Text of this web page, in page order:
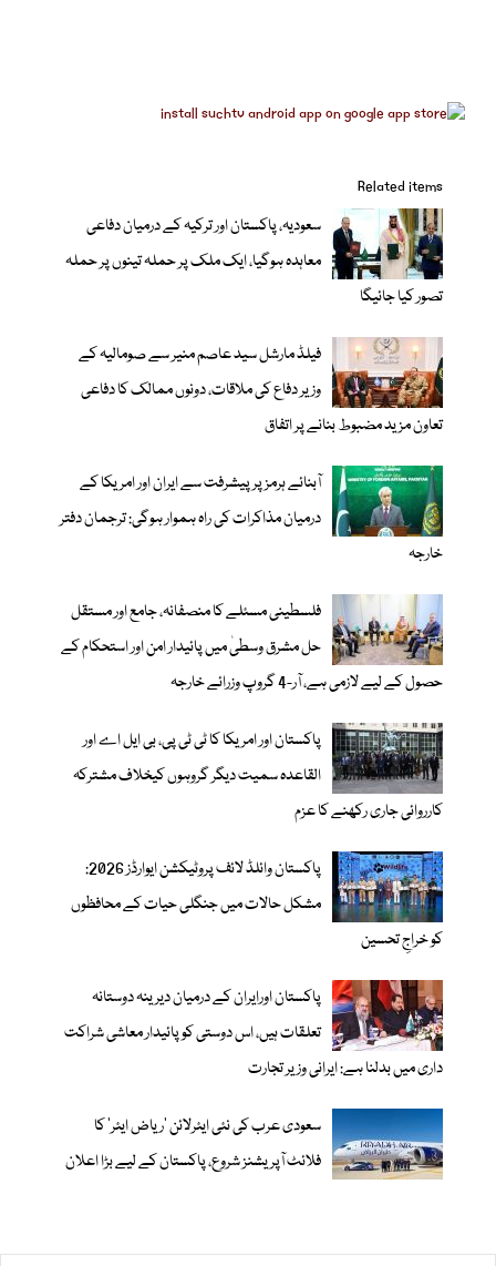
Related items
سعودیہ، پاکستان اور ترکیہ کے درمیان دفاعی
معاہدہ ہوگیا، ایک ملک پر حملہ تینوں پر حملہ
تصور کیا جائیگا
فیلڈ مارشل سید عاصم منیر سے صومالیہ کے
وزیر دفاع کی ملاقات، دونوں ممالک کا دفاعی
تعاون مزید مضبوط بنانے پر اتفاق
آبنائے ہرمز پر پیشرفت سے ایران اور امریکا کے
درمیان مذاکرات کی راہ ہموار ہوگی: ترجمان دفتر
خارجہ
فلسطینی مسئلے کا منصفانہ، جامع اور مستقل
حل مشرق وسطیٰ میں پائیدار امن اور استحکام کے
حصول کے لیے لازمی ہے، آر-4 گروپ وزرائے خارجہ
پاکستان اور امریکا کا ٹی ٹی پی، بی ایل اے اور
القاعدہ سمیت دیگر گروہوں کیخلاف مشترکہ
کارروائی جاری رکھنے کا عزم
پاکستان وائلڈ لائف پروٹیکشن ایوارڈز 2026:
مشکل حالات میں جنگلی حیات کے محافظوں
کو خراجِ تحسین
پاکستان اورایران کے درمیان دیرینہ دوستانہ
تعلقات ہیں، اس دوستی کوپائیدار معاشی شراکت
داری میں بدلنا ہے: ایرانی وزیر تجارت
سعودی عرب کی نئی ایئرلائن ‘ریاض ایئر’ کا
فلائٹ آپریشنز شروع، پاکستان کے لیے بڑا اعلان